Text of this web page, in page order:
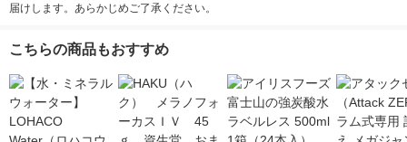
届けします。あらかじめご了承ください。
こちらの商品もおすすめ